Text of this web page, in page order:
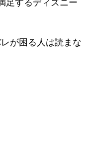
が困る人は読まな